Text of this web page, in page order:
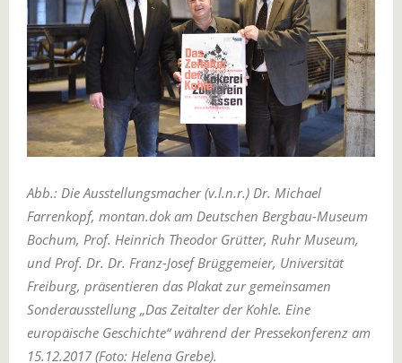
Abb.: Die Ausstellungsmacher (v.l.n.r.) Dr. Michael
Farrenkopf, montan.dok am Deutschen Bergbau-Museum
Bochum, Prof. Heinrich Theodor Grütter, Ruhr Museum,
und Prof. Dr. Dr. Franz-Josef Brüggemeier, Universität
Freiburg, präsentieren das Plakat zur gemeinsamen
Sonderausstellung „Das Zeitalter der Kohle. Eine
europäische Geschichte“ während der Pressekonferenz am
15.12.2017 (Foto: Helena Grebe).